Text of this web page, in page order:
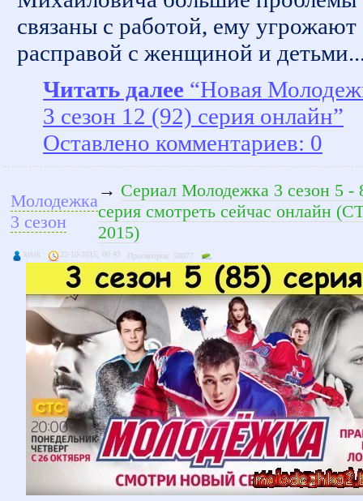
связаны с работой, ему угрожают
расправой с женщиной и
Читать далее “Новая
3 сезон 12 (92) серия онлайн”
Оставлено комментариев: 0
Молодежка
3 сезон
→ Сериал Молодежка 3 сезон 5 -
серия смотреть сейчас онлайн
2015)
kivik 22-10-2015, 00:43 Просмотров: 58077